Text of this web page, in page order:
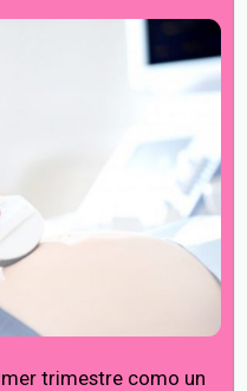
trimestre como un